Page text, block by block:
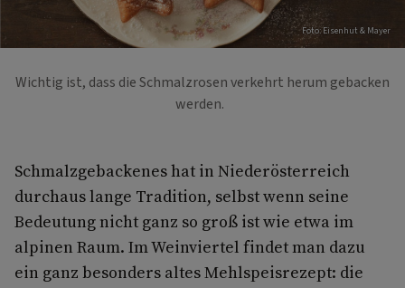
Foto: Eisenhut & Mayer
Wichtig ist, dass die Schmalzrosen verkehrt herum gebacken
werden.
Schmalzgebackenes hat in Niederösterreich
durchaus lange Tradition, selbst wenn seine
Bedeutung nicht ganz so groß ist wie etwa im
alpinen Raum. Im Weinviertel findet man dazu
ein ganz besonders altes Mehlspeisrezept: die